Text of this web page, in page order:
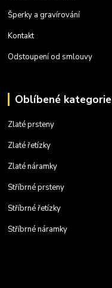
Šperky a gravírování
Kontakt
Odstoupení od smlouvy
Oblíbené kategorie
Zlaté prsteny
Zlaté řetízky
Zlaté náramky
Stříbrné prsteny
Stříbrné řetízky
Stříbrné náramky